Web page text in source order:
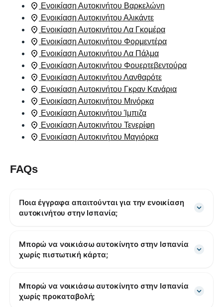
Ενοικίαση Αυτοκινήτου Βαρκελώνη
Ενοικίαση Αυτοκινήτου Αλικάντε
Ενοικίαση Αυτοκινήτου Λα Γκομέρα
Ενοικίαση Αυτοκινήτου Φορμεντέρα
Ενοικίαση Αυτοκινήτου Λα Πάλμα
Ενοικίαση Αυτοκινήτου Φουερτεβεντούρα
Ενοικίαση Αυτοκινήτου Λανθαρότε
Ενοικίαση Αυτοκινήτου Γκραν Κανάρια
Ενοικίαση Αυτοκινήτου Μινόρκα
Ενοικίαση Αυτοκινήτου Ίμπιζα
Ενοικίαση Αυτοκινήτου Τενερίφη
Ενοικίαση Αυτοκινήτου Μαγιόρκα
FAQs
Ποια έγγραφα απαιτούνται για την ενοικίαση
αυτοκινήτου στην Ισπανία;
Μπορώ να νοικιάσω αυτοκίνητο στην Ισπανία
χωρίς πιστωτική κάρτα;
Μπορώ να νοικιάσω αυτοκίνητο στην Ισπανία
χωρίς προκαταβολή;